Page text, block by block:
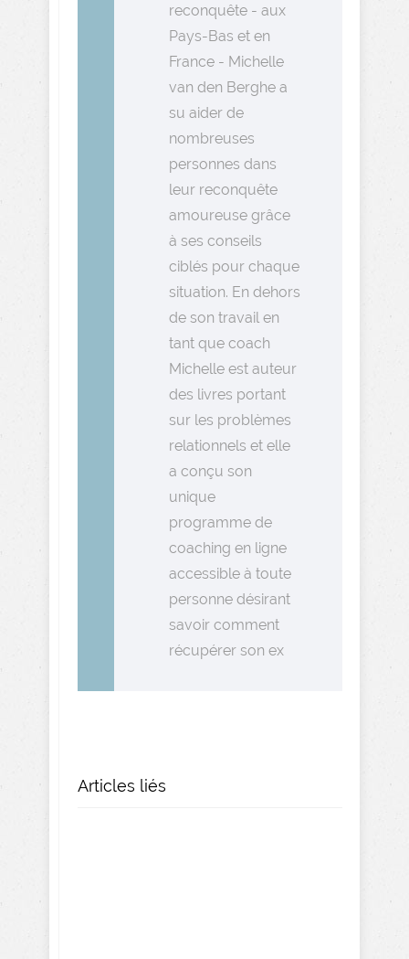
reconquête - aux
Pays-Bas et en
France - Michelle
van den Berghe a
su aider de
nombreuses
personnes dans
leur reconquête
amoureuse grâce
à ses conseils
ciblés pour chaque
situation. En dehors
de son travail en
tant que coach
Michelle est auteur
des livres portant
sur les problèmes
relationnels et elle
a conçu son
unique
programme de
coaching en ligne
accessible à toute
personne désirant
savoir comment
récupérer son ex
Articles liés